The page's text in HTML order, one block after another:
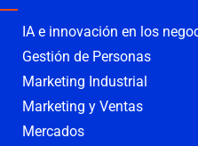
IA e innovación en los
Gestión de Personas
Marketing Industrial
Marketing y Ventas
Mercados